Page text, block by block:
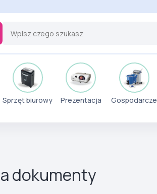
Sprzęt biurowy Prezentacja Gospodarcze
dokumenty